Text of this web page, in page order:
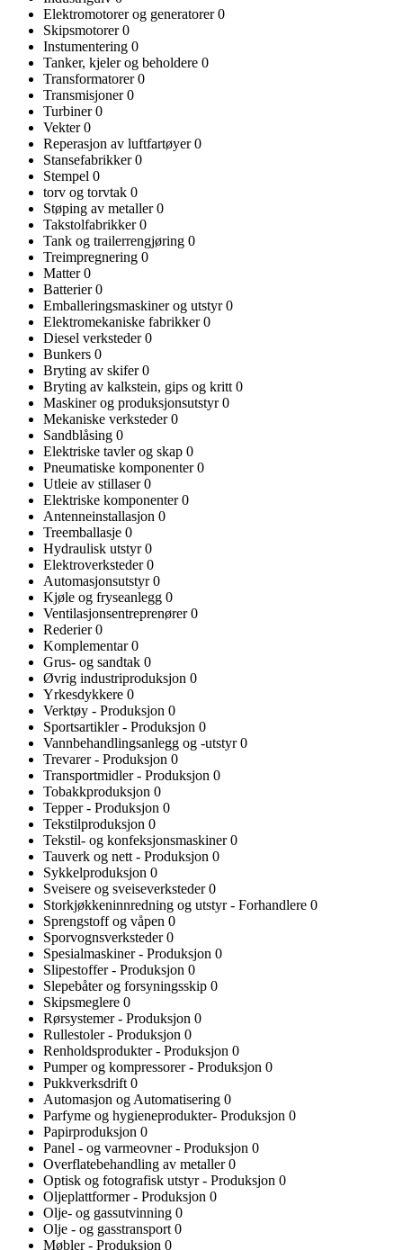
Elektromotorer og generatorer0
Skipsmotorer0
Instumentering 0
Tanker, kjeler og beholdere 0
Transformatorer0
Transmisjoner0
Turbiner0
Vekter0
Reperasjon av luftfartøyer0
Stansefabrikker0
Stempel 0
torv og torvtak 0
Støping av metaller0
Takstolfabrikker0
Tank og trailerrengjøring 0
Treimpregnering 0
Matter0
Batterier0
Emballeringsmaskiner og utstyr0
Elektromekaniske fabrikker0
Diesel verksteder0
Bunkers 0
Bryting av skifer0
Bryting av kalkstein, gips og kritt 0
Maskiner og produksjonsutstyr0
Mekaniske verksteder0
Sandblåsing 0
Elektriske tavler og skap 0
Pneumatiske komponenter0
Utleie av stillaser0
Elektriske komponenter0
Antenneinstallasjon 0
Treemballasje 0
Hydraulisk utstyr0
Elektroverksteder0
Automasjonsutstyr0
Kjøle og fryseanlegg 0
Ventilasjonsentreprenører0
Rederier0
Komplementar0
Grus- og sandtak 0
Øvrig industriproduksjon 0
Yrkesdykkere 0
Verktøy - Produksjon 0
Sportsartikler - Produksjon 0
Vannbehandlingsanlegg og -utstyr0
Trevarer - Produksjon 0
Transportmidler - Produksjon 0
Tobakkproduksjon 0
Tepper - Produksjon 0
Tekstilproduksjon 0
Tekstil- og konfeksjonsmaskiner0
Tauverk og nett - Produksjon 0
Sykkelproduksjon 0
Sveisere og sveiseverksteder0
Storkjøkkeninnredning og utstyr - Forhandlere 0
Sprengstoff og våpen 0
Sporvognsverksteder0
Spesialmaskiner - Produksjon 0
Slipestoffer - Produksjon 0
Slepebåter og forsyningsskip 0
Skipsmeglere 0
Rørsystemer - Produksjon 0
Rullestoler - Produksjon 0
Renholdsprodukter - Produksjon 0
Pumper og kompressorer - Produksjon 0
Pukkverksdrift 0
Automasjon og Automatisering 0
Parfyme og hygieneprodukter- Produksjon 0
Papirproduksjon 0
Panel - og varmeovner - Produksjon 0
Overflatebehandling av metaller0
Optisk og fotografisk utstyr - Produksjon 0
Oljeplattformer - Produksjon 0
Olje- og gassutvinning 0
Olje - og gasstransport 0
Møbler - Produksjon 0